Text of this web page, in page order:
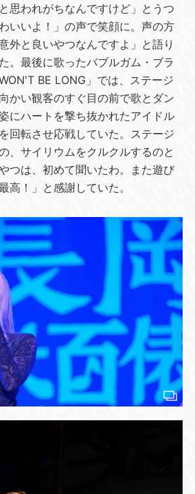
思われがちなんですけど」とうつ
いいよ！」の声で笑顔に。声の方
外と良いやつなんですよ」と語り
。最後に歌ったバブルガム・ブラ
BE LONG」では、ステージ
かい観客のすぐ目の前で歌とダン
にハートを撃ち抜かれたアイドル
回転させ応戦していた。ステージ
、サイリウムをクルクルするのと
つは、初めて聞いたわ。また遊び
高！」と感謝していた。